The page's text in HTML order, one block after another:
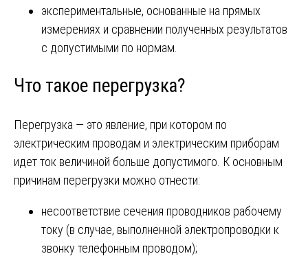
экспериментальные, основанные на прямых
измерениях и сравнении полученных результатов
с допустимыми по нормам.
Что такое перегрузка?
Перегрузка ― это явление, при котором по
электрическим проводам и электрическим приборам
идет ток величиной больше допустимого. К основным
причинам перегрузки можно отнести:
несоответствие сечения проводников рабочему
току (в случае, выполненной электропроводки к
звонку телефонным проводом);